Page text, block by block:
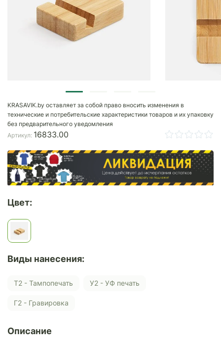
KRASAVIK.by оставляет за собой право вносить изменения в
технические и потребительские характеристики товаров и их упаковку
без предварительного уведомления
Артикул: 16833.00
Цвет:
Виды нанесения:
Т2 - Тампопечать У2 - УФ печать
Г2 - Гравировка
Описание